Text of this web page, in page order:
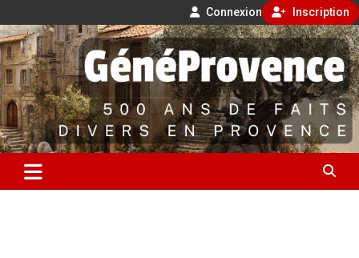
Connexion Inscription
Aller
au
contenu
GénéProvence
500 ans de faits divers en Provence